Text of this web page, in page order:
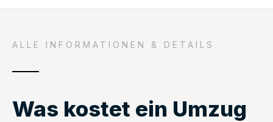
ALLE INFORMATIONEN & DETAILS
Was kostet ein Umzug